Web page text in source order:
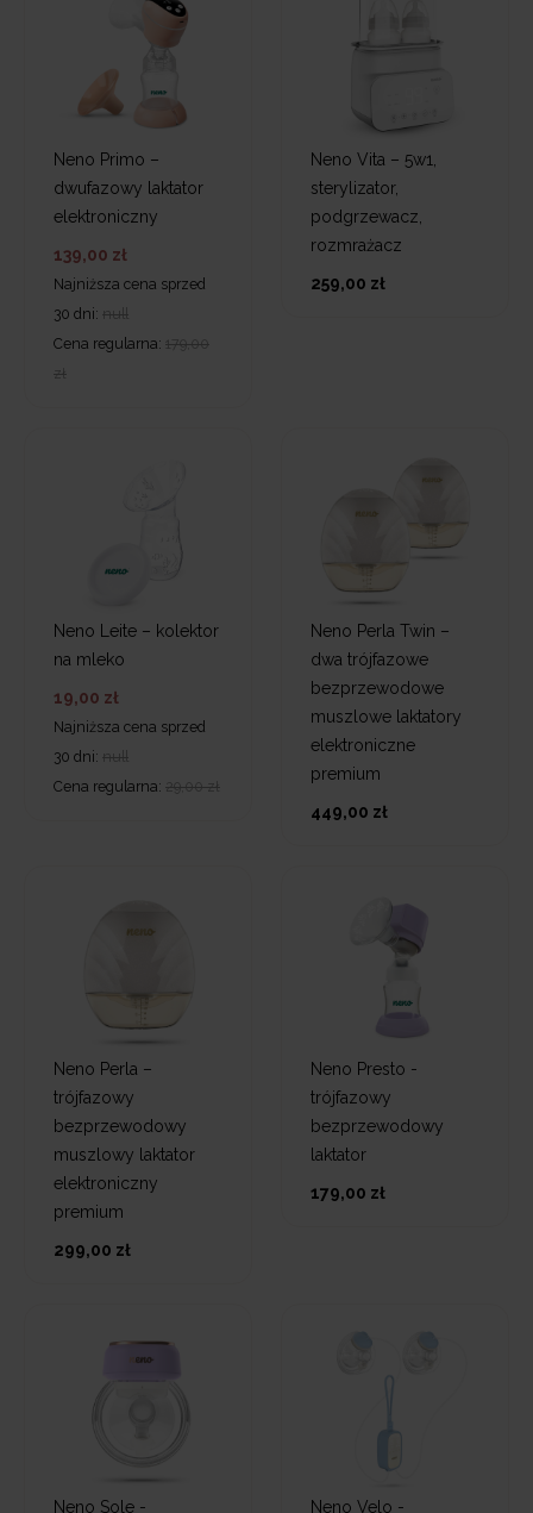
Neno Primo –
dwufazowy laktator
elektroniczny
139,00 zł
Najniższa cena sprzed
30 dni: null
Cena regularna: 179,00
zł
Neno Vita – 5w1,
sterylizator,
podgrzewacz,
rozmrażacz
259,00 zł
Neno Leite – kolektor
na mleko
19,00 zł
Najniższa cena sprzed
30 dni: null
Cena regularna: 29,00 zł
Neno Perla Twin –
dwa trójfazowe
bezprzewodowe
muszlowe laktatory
elektroniczne
premium
449,00 zł
Neno Perla –
trójfazowy
bezprzewodowy
muszlowy laktator
elektroniczny
premium
299,00 zł
Neno Presto -
trójfazowy
bezprzewodowy
laktator
179,00 zł
Neno Sole - Neno Velo -